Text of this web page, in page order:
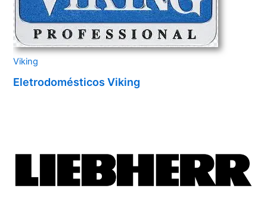
Viking
Eletrodomésticos Viking